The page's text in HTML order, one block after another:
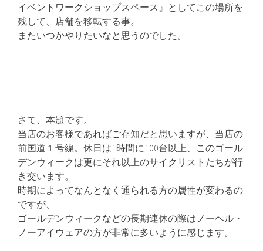
イベントワークショップスペース』としてこの場所を
残して、店舗を移転する事。
またいつかやりたいなと思うのでした。
さて、本題です。
当店のお客様であればご存知だと思いますが、当店の
前国道１号線。休日は1時間に100台以上、このゴール
デンウィークは更にそれ以上のサイクリストたちが行
き交います。
時期によってなんとなく通られる方の属性が変わるの
ですが、
ゴールデンウィークなどの長期連休の際はノーヘル・
ノーアイウェアの方が非常に多いように感じます。